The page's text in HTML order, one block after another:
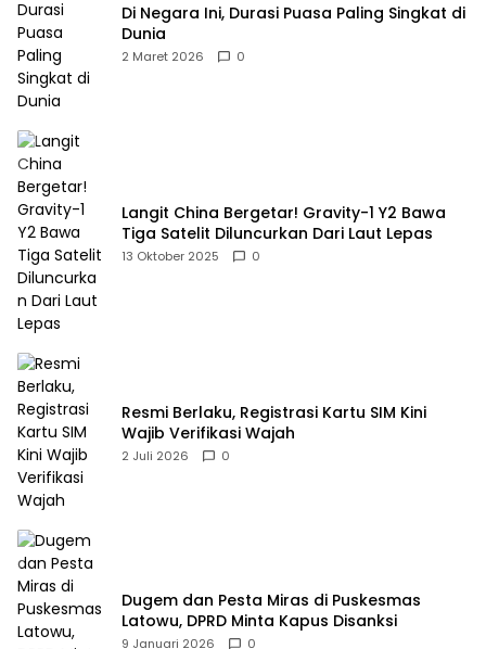
Di Negara Ini, Durasi Puasa Paling Singkat di
Dunia
2 Maret 2026 0
Langit China Bergetar! Gravity-1 Y2 Bawa
Tiga Satelit Diluncurkan Dari Laut Lepas
13 Oktober 2025 0
Resmi Berlaku, Registrasi Kartu SIM Kini
Wajib Verifikasi Wajah
2 Juli 2026 0
Dugem dan Pesta Miras di Puskesmas
Latowu, DPRD Minta Kapus Disanksi
9 Januari 2026 0